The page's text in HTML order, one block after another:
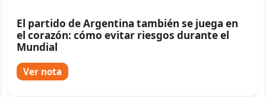
El partido de Argentina también se juega en
el corazón: cómo evitar riesgos durante el
Mundial
Ver nota